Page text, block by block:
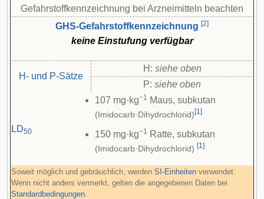
Gefahrstoffkennzeichnung bei Arzneimitteln beachten
GHS-Gefahrstoffkennzeichnung [2]
keine Einstufung verfügbar
H- und P-Sätze
H: siehe oben
P: siehe oben
LD50
107 mg·kg−1 Maus, subkutan
(Imidocarb·Dihydrochlorid) [1]
150 mg·kg−1 Ratte, subkutan
(Imidocarb·Dihydrochlorid) [1]
Soweit möglich und gebräuchlich, werden SI-Einheiten verwendet.
Wenn nicht anders vermerkt, gelten die angegebenen Daten bei
Standardbedingungen.